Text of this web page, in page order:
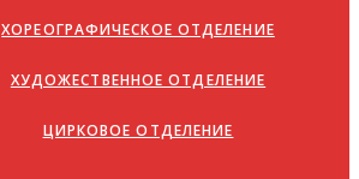
ХОРЕОГРАФИЧЕСКОЕ ОТДЕЛЕНИЕ
ХУДОЖЕСТВЕННОЕ ОТДЕЛЕНИЕ
ЦИРКОВОЕ ОТДЕЛЕНИЕ